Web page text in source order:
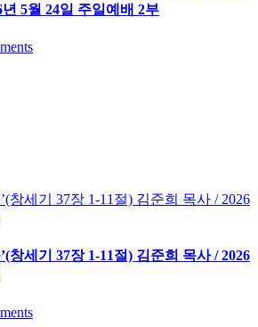
5월 24일 주일예배 2부
창세기 37장 1-11절) 김준희 목사 / 2026
창세기 37장 1-11절) 김준희 목사 / 2026